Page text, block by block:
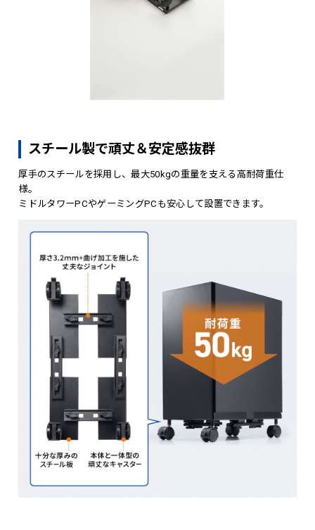
スチール製で頑丈＆安定感抜群
厚手のスチールを採用し、最大50kgの重量を支える高耐荷重仕
様。
ミドルタワーPCやゲーミングPCも安心して設置できます。